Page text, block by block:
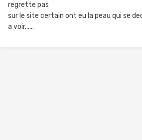
regrette pas
sur le site certain ont eu la peau qui se
a voir......